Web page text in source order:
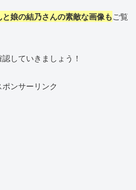
娘の結乃さんの素敵な画像もご覧
していきましょう！
ポンサーリンク